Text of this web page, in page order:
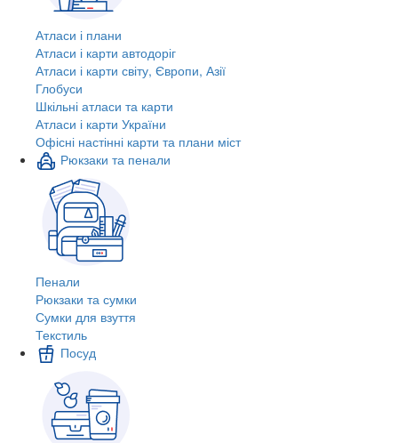
Атласи і плани
Атласи і карти автодоріг
Атласи і карти світу, Європи, Азії
Глобуси
Шкільні атласи та карти
Атласи і карти України
Офісні настінні карти та плани міст
Рюкзаки та пенали
Пенали
Рюкзаки та сумки
Сумки для взуття
Текстиль
Посуд